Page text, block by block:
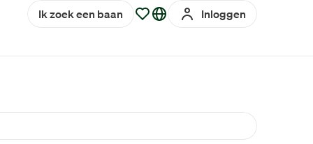
Ik zoek een baan Inloggen